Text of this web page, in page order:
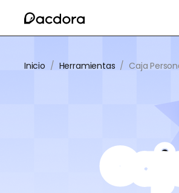
Inicio / Herramientas / Caja